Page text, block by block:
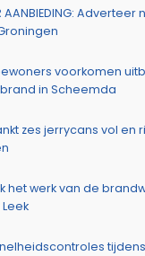
AANBIEDING:
voorkomen
in Scheemda
zes jerrycans vol en
het werk van de